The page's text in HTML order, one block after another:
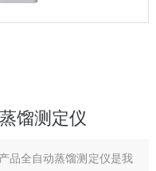
馏测定仪
品全自动蒸馏测定仪是我